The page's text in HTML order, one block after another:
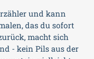
und kann
das du sofort
macht sich
- kein Pils aus der